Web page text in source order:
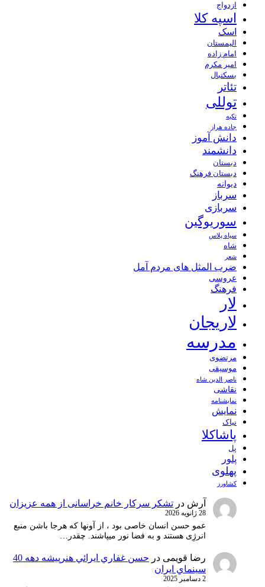
ازدواج
اسپه کلا
اسک
الیمستان
امام زاده
امیر مکرم
بسکتبال
تئاتر
توللی
تکیه
جاده هراز
دانش آموز
دانشمند
دبستان
دبستان فرهنگ
دیوانه
سرباز
سربازی
سوریوگین
سیاه پلاس
شاه
شعر
ضرب المثل های مردم آمل
عروسی
فرهنگ
لار
لاریجان
مدرسه
مرتضوی
موسیقی
ناصر الدین شاه
نقاشی
نمايشنامه
نمایش
نیاک
پاشاکلا
پل
پلور
پهلوی
کشاورز
آرش در تشکر سرکار خانم خراسانی از همه عزیزان
28 ژانویه 2026
عمو حسن انسان خاصی بود ، از آونها که هرجا باشن منبع
انرژِی هستند و به فضا نور میپاشند. چقدر…
رضا قویمی در
حسن غفاري ايرائي هنرپيشه دهه 40
سينماي ايران
2 دسامبر 2025